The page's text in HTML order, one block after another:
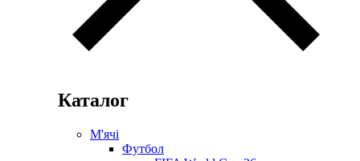
Каталог
М'ячі
Футбол